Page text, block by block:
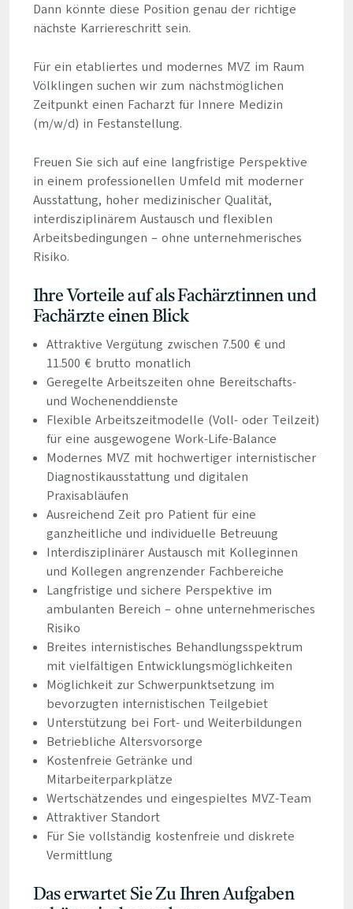
Dann könnte diese Position genau der richtige
nächste Karriereschritt sein.
Für ein etabliertes und modernes MVZ im Raum
Völklingen suchen wir zum nächstmöglichen
Zeitpunkt einen Facharzt für Innere Medizin
(m/w/d) in Festanstellung.
Freuen Sie sich auf eine langfristige Perspektive
in einem professionellen Umfeld mit moderner
Ausstattung, hoher medizinischer Qualität,
interdisziplinärem Austausch und flexiblen
Arbeitsbedingungen – ohne unternehmerisches
Risiko.
Ihre Vorteile auf als Fachärztinnen und
Fachärzte einen Blick
Attraktive Vergütung zwischen 7.500 € und
11.500 € brutto monatlich
Geregelte Arbeitszeiten ohne Bereitschafts-
und Wochenenddienste
Flexible Arbeitszeitmodelle (Voll- oder Teilzeit)
für eine ausgewogene Work-Life-Balance
Modernes MVZ mit hochwertiger internistischer
Diagnostikausstattung und digitalen
Praxisabläufen
Ausreichend Zeit pro Patient für eine
ganzheitliche und individuelle Betreuung
Interdisziplinärer Austausch mit Kolleginnen
und Kollegen angrenzender Fachbereiche
Langfristige und sichere Perspektive im
ambulanten Bereich – ohne unternehmerisches
Risiko
Breites internistisches Behandlungsspektrum
mit vielfältigen Entwicklungsmöglichkeiten
Möglichkeit zur Schwerpunktsetzung im
bevorzugten internistischen Teilgebiet
Unterstützung bei Fort- und Weiterbildungen
Betriebliche Altersvorsorge
Kostenfreie Getränke und
Mitarbeiterparkplätze
Wertschätzendes und eingespieltes MVZ-Team
Attraktiver Standort
Für Sie vollständig kostenfreie und diskrete
Vermittlung
Das erwartet Sie Zu Ihren Aufgaben